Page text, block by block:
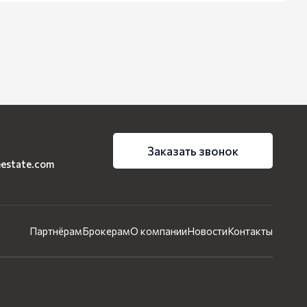
Заказать звонок
ПартнёрамБрокерамО компанииНовостиКонтакты